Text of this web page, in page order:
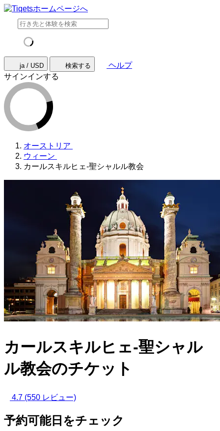
ja / USD 検索する
ヘルプ
サインインする
オーストリア
ウィーン
カールスキルヒェ-聖シャルル教会
カールスキルヒェ-聖シャル
ル教会のチケット
4.7 (550 レビュー)
予約可能日をチェック